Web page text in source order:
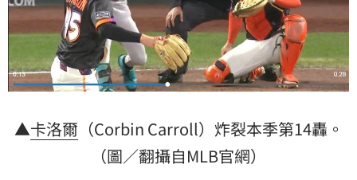
▲卡洛爾 （Corbin Carroll）炸裂本季第14轟。
（圖／翻攝自MLB官網）